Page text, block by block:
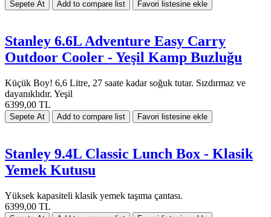
Stanley 6.6L Adventure Easy Carry
Outdoor Cooler - Yeşil Kamp Buzluğu
Küçük Boy! 6,6 Litre, 27 saate kadar soğuk tutar. Sızdırmaz ve
dayanıklıdır. Yeşil
6399,00 TL
Stanley 9.4L Classic Lunch Box - Klasik
Yemek Kutusu
Yüksek kapasiteli klasik yemek taşıma çantası.
6399,00 TL